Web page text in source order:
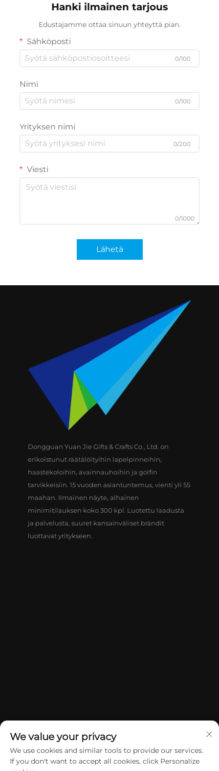
Hanki ilmainen tarjous
Edustajamme ottaa sinuun yhteyttä pian.
Sähköposti
0/100
Nimi
0/100
Yrityksen nimi
0/200
Viesti
0/1000
Lähetä
Dongguan Yuan Jie Gifts & Crafts Co., Ltd. on
erikoistunut räätälöityihin lapelpinneihin,
haastekoloihin, avainnauhoihin ja golfin
tarvikkeisiin. 15 vuoden asiantuntemus, vienti yli 55
maahan. Ilmainen näyte, alhainen
minimitilauksen koko 300 kpl. Luotettu laadusta
ja palvelusta, suuret kansainväliset brändit
luottavat yritykseen.
Tekijänoikeus © 2026 China Dongguan Yuan Jie Gifts & Crafts Co.,
We value your privacy
We use cookies and similar tools to provide our services.
If you don't want to accept all cookies, click Personalize